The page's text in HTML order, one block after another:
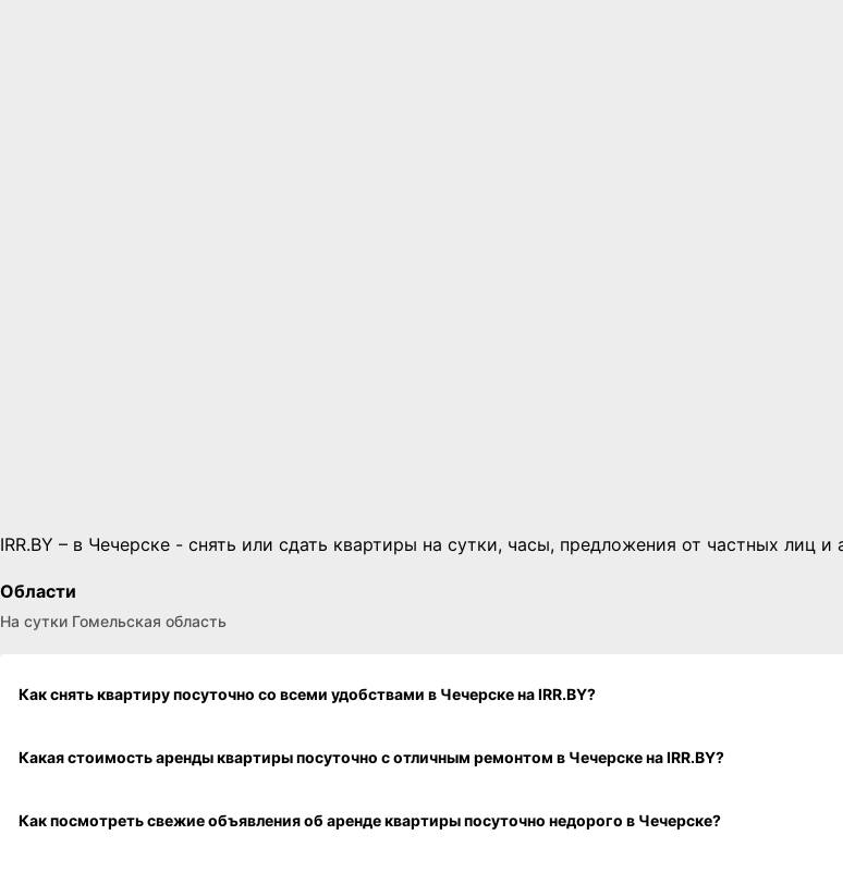
IRR.BY – в Чечерске - снять или сдать квартиры на сутки, часы, предложения от частных лиц
Области
На сутки Гомельская область
Как снять квартиру посуточно со всеми удобствами в Чечерске на IRR.BY?
Какая стоимость аренды квартиры посуточно с отличным ремонтом в Чечерске на IRR.BY?
Как посмотреть свежие объявления об аренде квартиры посуточно недорого в Чечерске?